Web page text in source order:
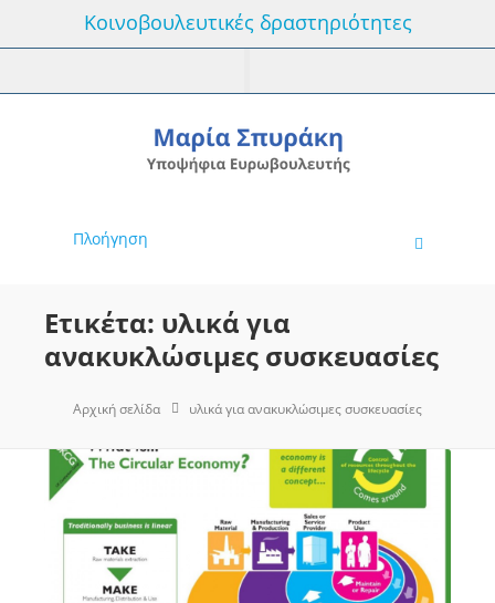
Κοινοβουλευτικές δραστηριότητες
Πλοήγηση
Ετικέτα: υλικά για
ανακυκλώσιμες συσκευασίες
Αρχική σελίδα υλικά για ανακυκλώσιμες συσκευασίες